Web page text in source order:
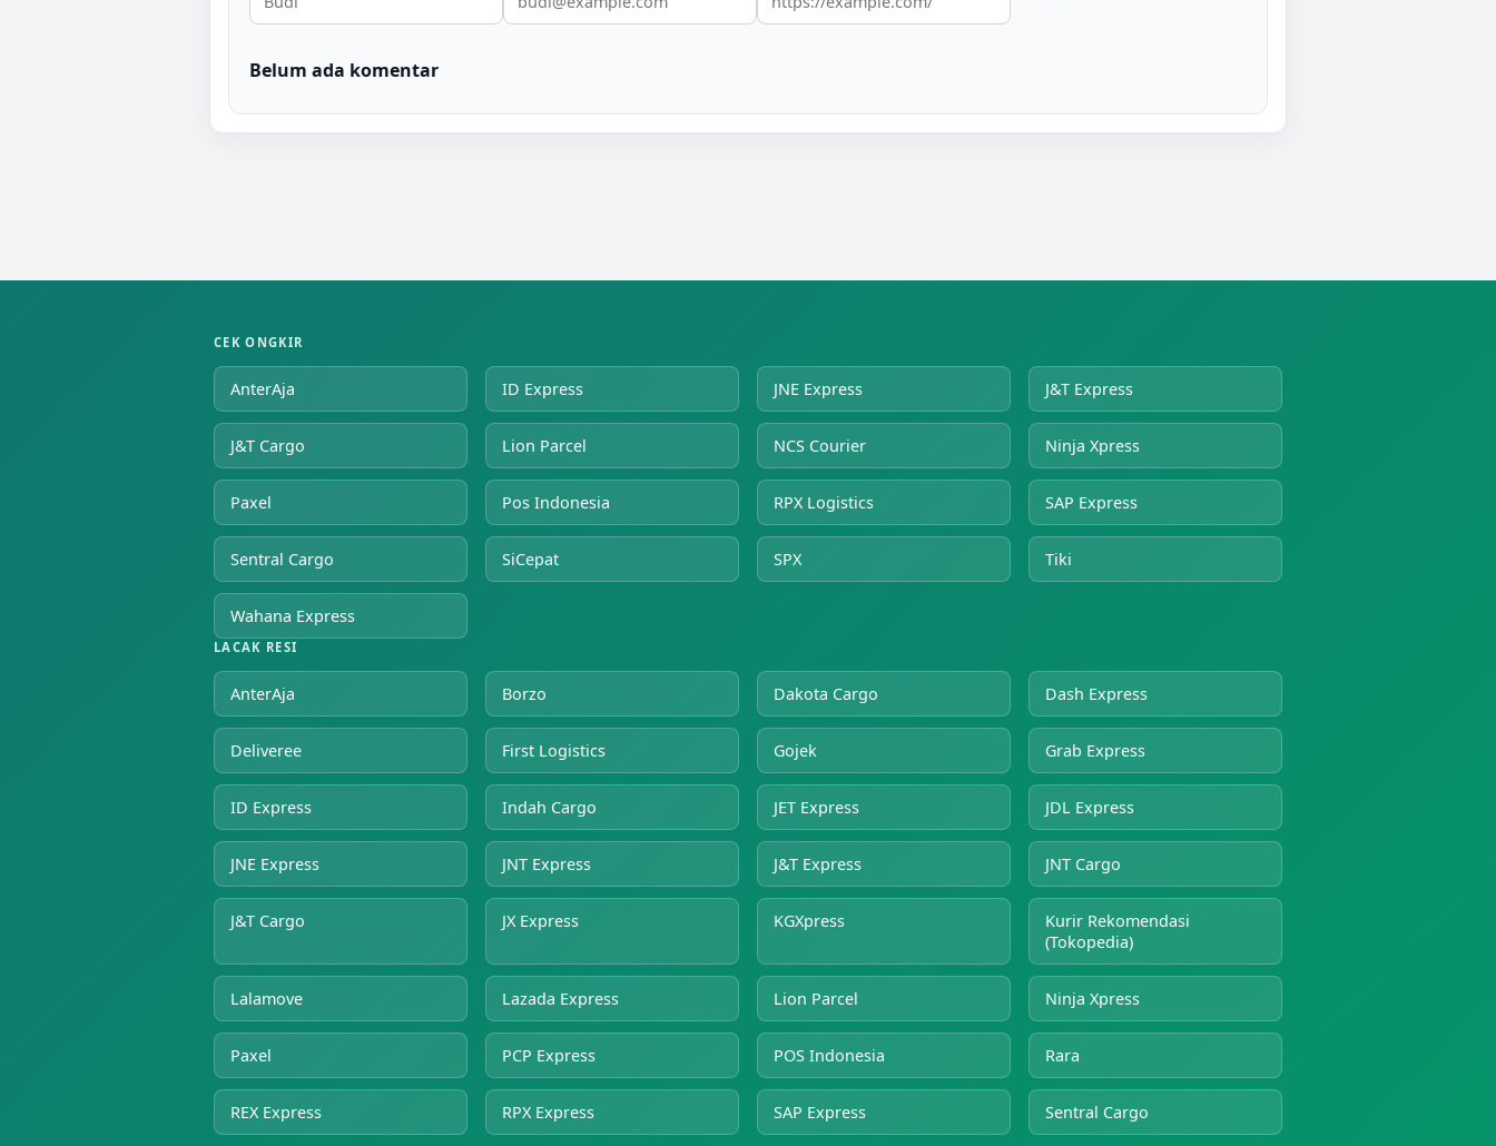
Belum ada komentar
CEK ONGKIR
AnterAja ID Express JNE Express J&T Express
J&T Cargo Lion Parcel NCS Courier Ninja Xpress
Paxel Pos Indonesia RPX Logistics SAP Express
Sentral Cargo SiCepat SPX Tiki
Wahana Express
LACAK RESI
AnterAja Borzo Dakota Cargo Dash Express
Deliveree First Logistics Gojek Grab Express
ID Express Indah Cargo JET Express JDL Express
JNE Express JNT Express J&T Express JNT Cargo
J&T Cargo JX Express KGXpress
Kurir Rekomendasi
(Tokopedia)
Lalamove Lazada Express Lion Parcel Ninja Xpress
Paxel PCP Express POS Indonesia Rara
REX Express RPX Express SAP Express Sentral Cargo